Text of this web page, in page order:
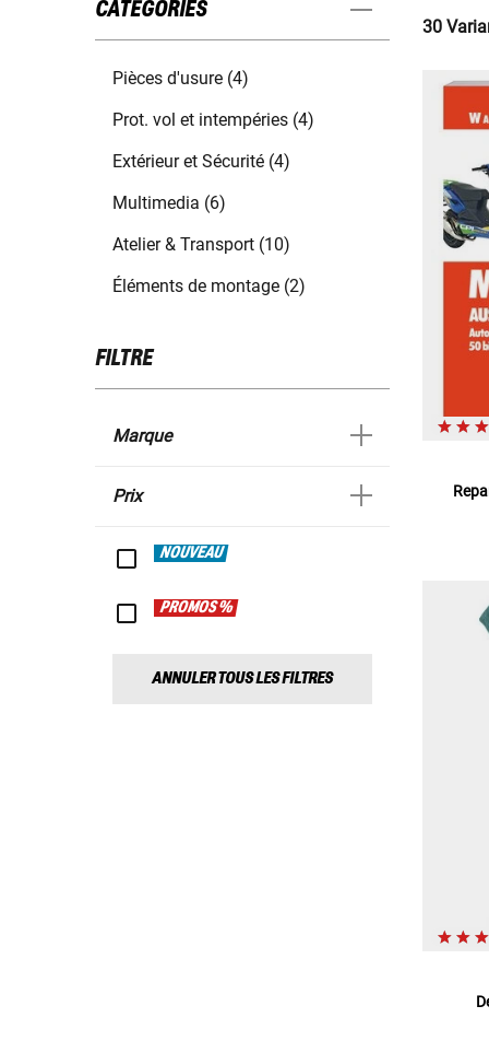
CATÉGORIES
Pièces d'usure (4)
Prot. vol et intempéries (4)
Extérieur et Sécurité (4)
Multimedia (6)
Atelier & Transport (10)
Éléments de montage (2)
FILTRE
Marque
Prix
NOUVEAU
PROMOS %
ANNULER TOUS LES FILTRES
30